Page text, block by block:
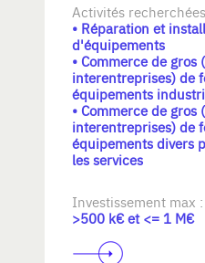
Activités
• Réparation et
d'équipements
• Commerce de gros
interentreprises) de
équipements
• Commerce de gros
interentreprises) de
équipements divers
les services
Investissement max :
>500 k€ et <= 1 M€